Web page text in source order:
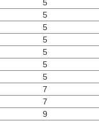
5
5
5
5
5
5
5
7
7
9